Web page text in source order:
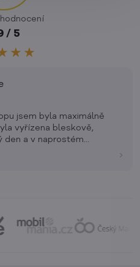
/ 5
jsem byla maximálně
vyřízena bleskově,
den a v naprostém
a přehlednost
›